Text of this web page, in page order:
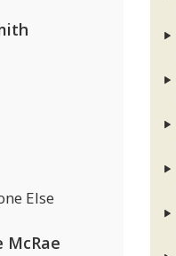
Else
McRae